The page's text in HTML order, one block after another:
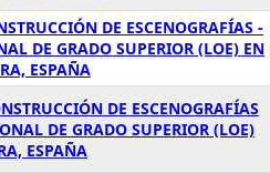
DE ESCENOGRAFÍAS -
DE GRADO SUPERIOR (LOE) EN
ESPAÑA
DE ESCENOGRAFÍAS
DE GRADO SUPERIOR (LOE)
ESPAÑA